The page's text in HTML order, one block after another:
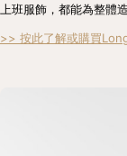
上班服飾，都能為整體
>> 按此了解或購買